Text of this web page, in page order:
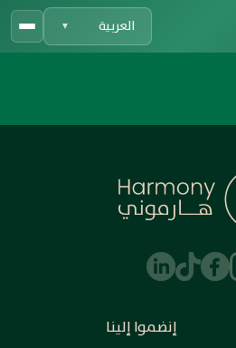
العربية ▼
إنضموا إلينا